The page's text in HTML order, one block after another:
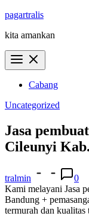
Skip
content
pagartralis
kita amankan
Cabang
Uncategorized
Jasa
Cileunyi
tralmin
0
Kami melayani Jasa
Bandung +
termurah dan